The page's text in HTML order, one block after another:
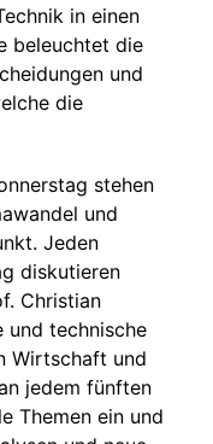
in einen
beleuchtet die
und
die
stehen
und
Jeden
diskutieren
Christian
technische
Wirtschaft und
jedem fünften
Themen ein und